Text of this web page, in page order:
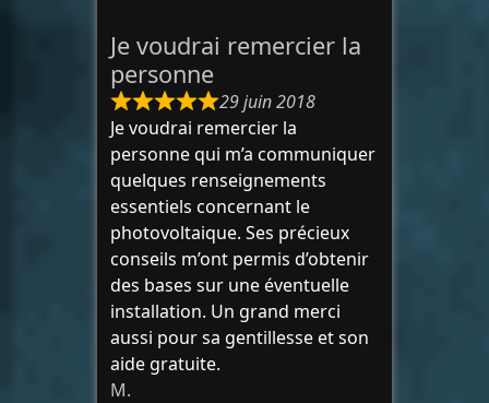
Je voudrai remercier la
personne
29 juin 2018
Je voudrai remercier la
personne qui m’a communiquer
quelques renseignements
essentiels concernant le
photovoltaique. Ses précieux
conseils m’ont permis d’obtenir
des bases sur une éventuelle
installation. Un grand merci
aussi pour sa gentillesse et son
aide gratuite.
M.